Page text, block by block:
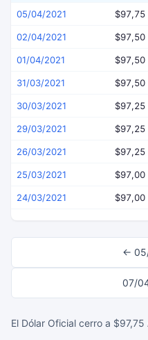
05/04/2021 $97,75
02/04/2021 $97,50
01/04/2021 $97,50
31/03/2021 $97,50
30/03/2021 $97,25
29/03/2021 $97,25
26/03/2021 $97,25
25/03/2021 $97,00
24/03/2021 $97,00
←
07/
El Dólar Oficial cerro a